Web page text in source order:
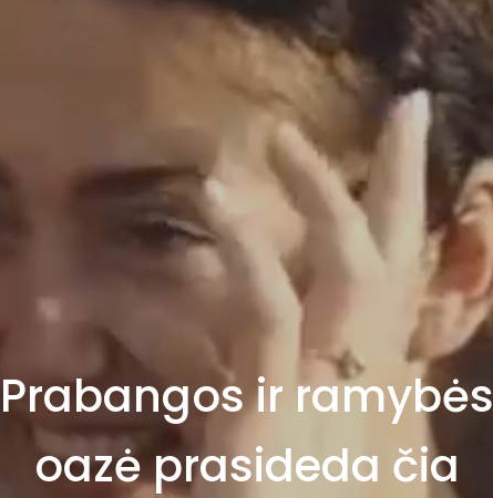
Prabangos ir ramybės
oazė prasideda čia